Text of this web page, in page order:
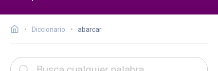
Diccionario abarcar